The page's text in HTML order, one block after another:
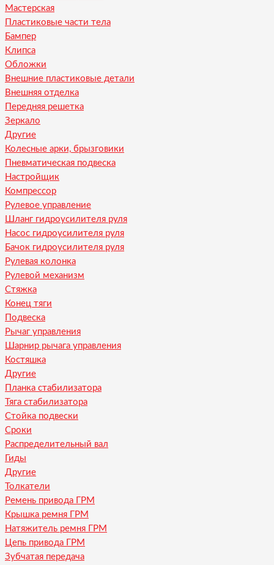
Мастерская
Пластиковые части тела
Бампер
Клипса
Обложки
Внешние пластиковые детали
Внешняя отделка
Передняя решетка
Зеркало
Другие
Колесные арки, брызговики
Пневматическая подвеска
Настройщик
Компрессор
Рулевое управление
Шланг гидроусилителя руля
Насос гидроусилителя руля
Бачок гидроусилителя руля
Рулевая колонка
Рулевой механизм
Стяжка
Конец тяги
Подвеска
Рычаг управления
Шарнир рычага управления
Костяшка
Другие
Планка стабилизатора
Тяга стабилизатора
Стойка подвески
Сроки
Распределительный вал
Гиды
Другие
Толкатели
Ремень привода ГРМ
Крышка ремня ГРМ
Натяжитель ремня ГРМ
Цепь привода ГРМ
Зубчатая передача